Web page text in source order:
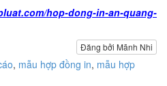
hop-dong-in-an-quang-
Đăng bởi Mãnh Nhi
, mẫu hợp đồng in, mẫu hợp